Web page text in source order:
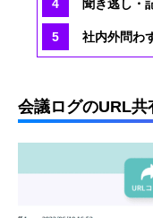
聞き逃し・
社内外問わ
会議ログのURL共